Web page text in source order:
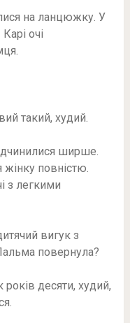
на ланцюжку. У
очі
такий, худий.
ширше.
повністю.
з легкими
вигук з
повернула?
десяти, худий,